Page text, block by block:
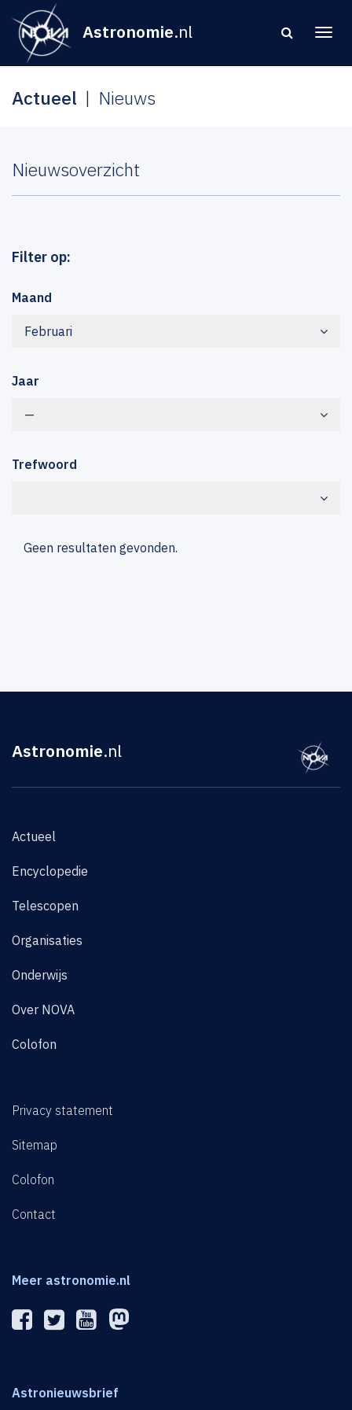
Astronomie.nl
Actueel Nieuws
Nieuwsoverzicht
Filter op:
Maand
Februari
Jaar
—
Trefwoord
Geen resultaten gevonden.
Astronomie.nl
Actueel
Encyclopedie
Telescopen
Organisaties
Onderwijs
Over NOVA
Colofon
Privacy statement
Sitemap
Colofon
Contact
Meer astronomie.nl
Astronieuwsbrief